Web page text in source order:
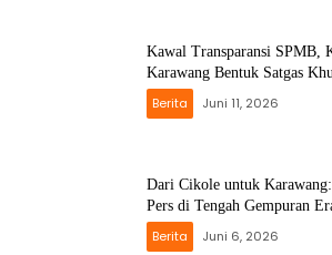
Kawal Transparansi SPMB,
Karawang Bentuk Satgas
Berita Juni 11, 2026
Dari Cikole untuk
Pers di Tengah Gempuran
Berita Juni 6, 2026